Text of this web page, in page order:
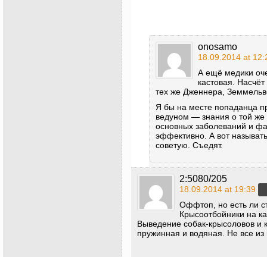
onosamo
18.09.2014 at
А ещё медики
кастовая.
тех же Дженнера,
Я бы на месте попаданца
ведуном — знания о той же
основных заболеваний и
эффективно. А вот
советую. Съедят.
2:5080/205
18.09.2014 at 19:39
Оффтоп, но есть ли
Крысоотбойники на
Выведение собак-крысоловов
пружинная и водяная. Не все из